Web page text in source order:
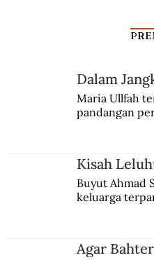
Permukiman
Dalam
Maria Ullfah
pandangan
Kisah
Buyut Ahmad
keluarga
Agar